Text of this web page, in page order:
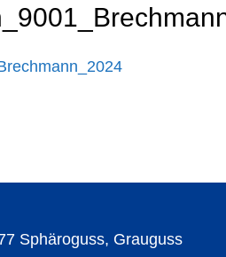
Sphäroguss, Grauguss